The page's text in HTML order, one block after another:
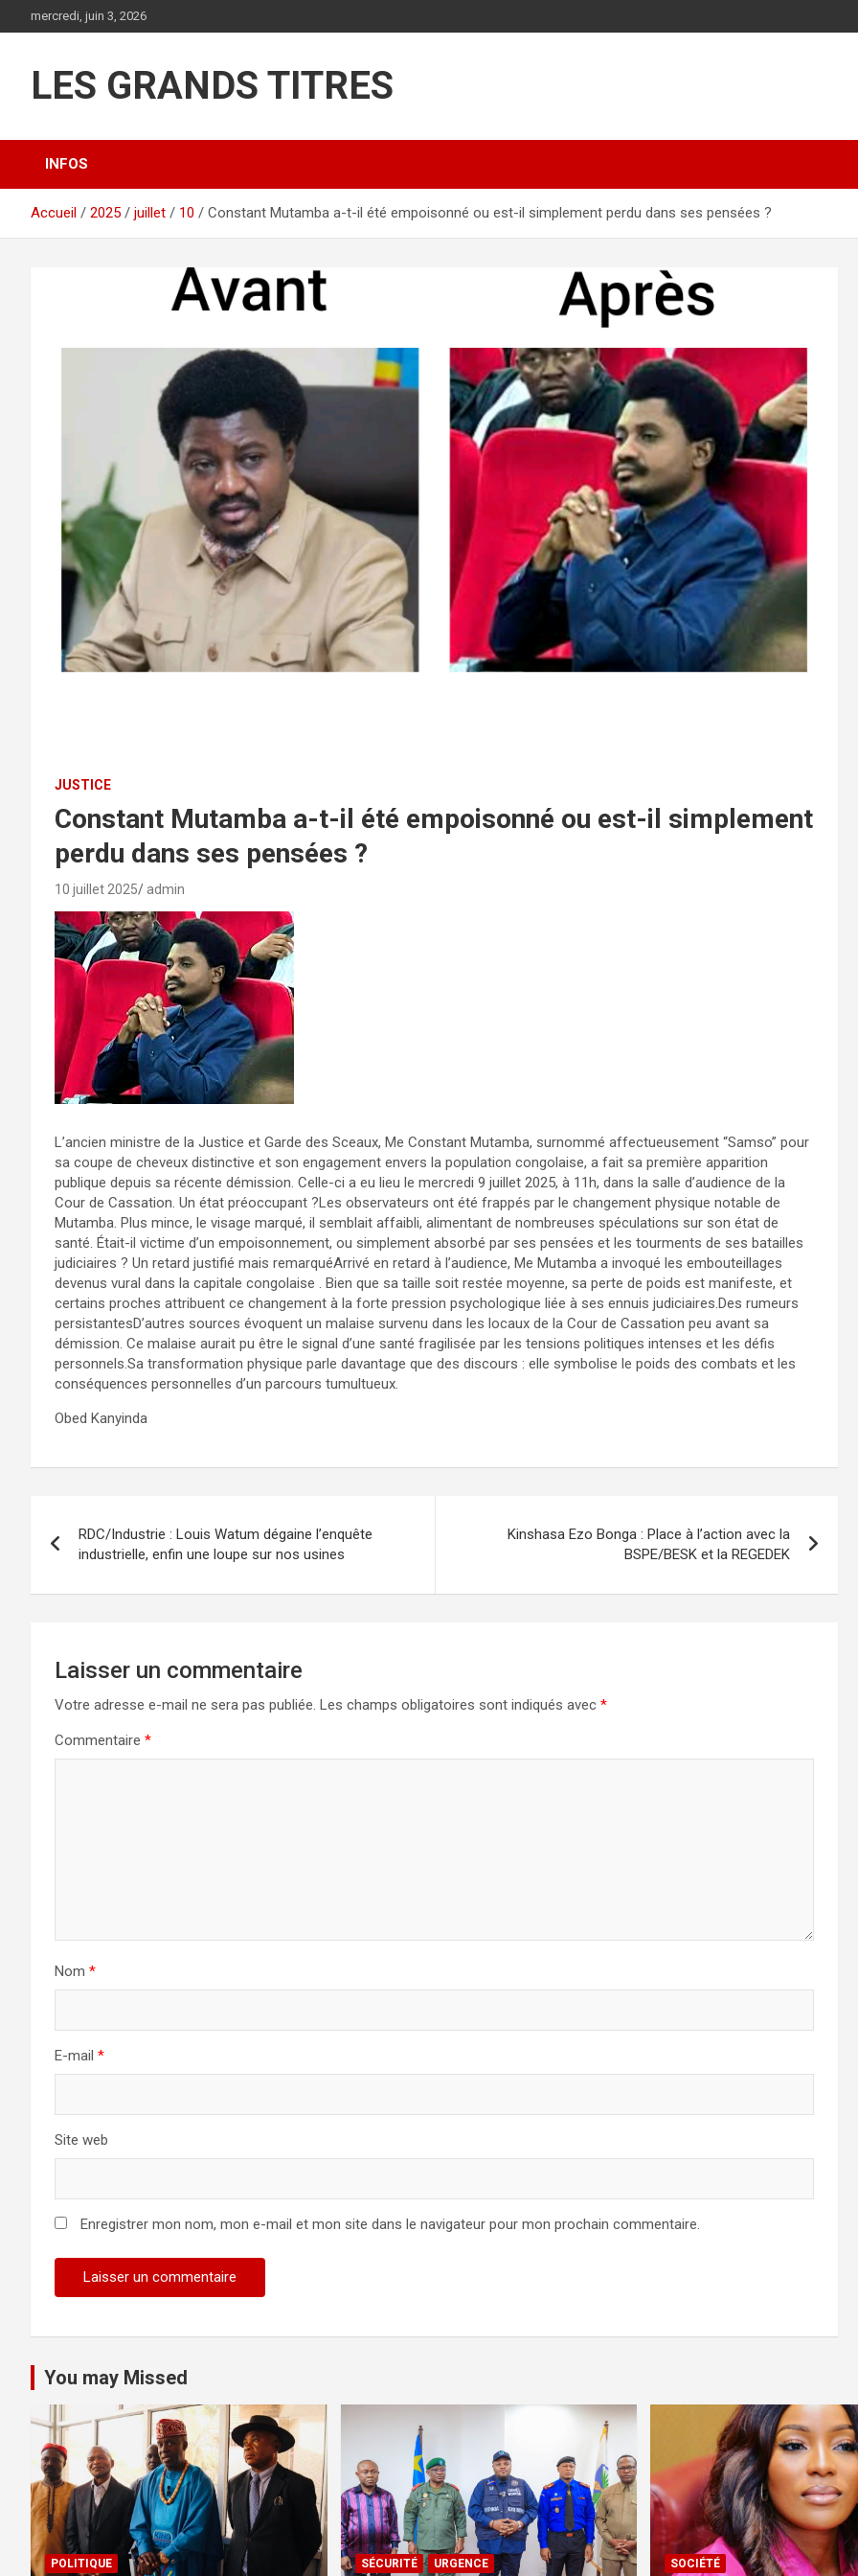
au
mercredi, juin 3, 2026
LES GRANDS TITRES
INFOS
Accueil 2025 juillet 10 Constant Mutamba a-t-il été empoisonné ou est-il simplement perdu dans ses pensées ?
JUSTICE
Constant Mutamba a-t-il été empoisonné ou est-il simplement
perdu dans ses pensées ?
10 juillet 2025 admin
L’ancien ministre de la Justice et Garde des Sceaux, Me Constant Mutamba, surnommé affectueusement “Samso” pour
sa coupe de cheveux distinctive et son engagement envers la population congolaise, a fait sa première apparition
publique depuis sa récente démission. Celle-ci a eu lieu le mercredi 9 juillet 2025, à 11h, dans la salle d’audience de la
Cour de Cassation. Un état préoccupant ?Les observateurs ont été frappés par le changement physique notable de
Mutamba. Plus mince, le visage marqué, il semblait affaibli, alimentant de nombreuses spéculations sur son état de
santé. Était-il victime d’un empoisonnement, ou simplement absorbé par ses pensées et les tourments de ses batailles
judiciaires ? Un retard justifié mais remarquéArrivé en retard à l’audience, Me Mutamba a invoqué les embouteillages
devenus vural dans la capitale congolaise . Bien que sa taille soit restée moyenne, sa perte de poids est manifeste, et
certains proches attribuent ce changement à la forte pression psychologique liée à ses ennuis judiciaires.Des rumeurs
persistantesD’autres sources évoquent un malaise survenu dans les locaux de la Cour de Cassation peu avant sa
démission. Ce malaise aurait pu être le signal d’une santé fragilisée par les tensions politiques intenses et les défis
personnels.Sa transformation physique parle davantage que des discours : elle symbolise le poids des combats et les
conséquences personnelles d’un parcours tumultueux.
Obed Kanyinda
de
l’article
RDC/Industrie : Louis Watum dégaine l’enquête
industrielle, enfin une loupe sur nos usines
Kinshasa Ezo Bonga : Place à l’action avec la
BSPE/BESK et la REGEDEK
Laisser un commentaire
Votre adresse e-mail ne sera pas publiée. Les champs obligatoires sont indiqués avec *
Commentaire *
Nom *
E-mail *
Site web
Enregistrer mon nom, mon e-mail et mon site dans le navigateur pour mon prochain commentaire.
You may Missed
POLITIQUE SÉCURITÉ URGENCE SOCIÉTÉ